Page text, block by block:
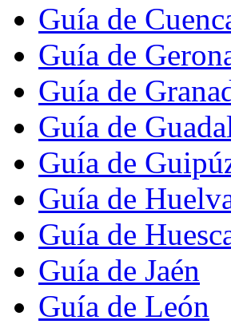
Guía de
Guía de
Guía de
Guía de
Guía de
Guía de
Guía de
Guía de Jaén
Guía de León